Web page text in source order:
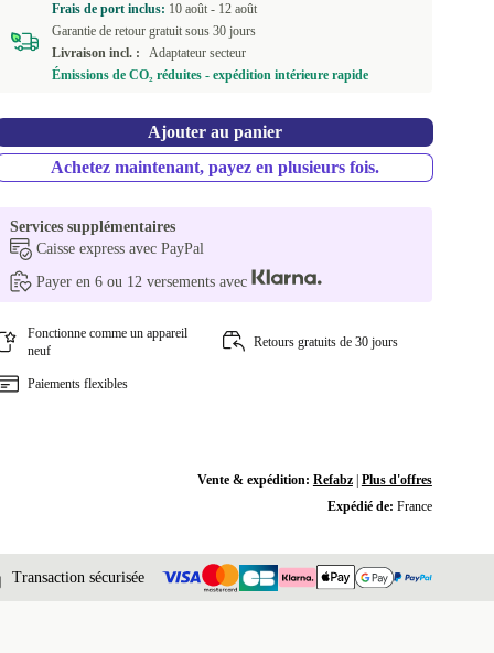
Frais de port inclus: 10 août - 12 août
Garantie de retour gratuit sous 30 jours
Livraison incl. :
Adaptateur secteur
Émissions de CO₂ réduites - expédition intérieure rapide
Ajouter au panier
Achetez maintenant, payez en plusieurs fois.
Services supplémentaires
Caisse express avec PayPal
Payer en 6 ou 12 versements avec
Fonctionne comme un appareil
neuf
Retours gratuits de 30 jours
Paiements flexibles
Vente & expédition: Refabz| Plus d'offres
Expédié de: France
Transaction sécurisée